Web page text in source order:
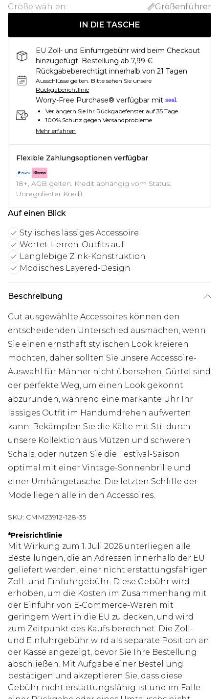
Größe wählen:
Größenführer
IN DIE TASCHE
EU Zoll- und Einfuhrgebühr wird beim Checkout
hinzugefügt. Bestellung ab 7,99 €
Rückgabeberechtigt innerhalb von 21 Tagen
Ausschlüsse gelten. Bitte sehen Sie unsere
Rückgaberichtlinie
Worry-Free Purchase® verfügbar mit
Verlängern Sie Ihr Rückgabefenster auf 35 Tage
100% Schutz gegen Versandprobleme
Mehr erfahren
Flexible Zahlungsoptionen verfügbar
18+, AGB gelten. Kredit abhängig vom Status.
Unregulierter Kredit.
Auf einen Blick
Stylisches lässiges Accessoire
Wertet Herren-Outfits auf
Langlebige Zink-Konstruktion
Modisches Layered-Design
Beschreibung
Gut ausgewählte Accessoires können den
entscheidenden Unterschied ausmachen, wenn
Sie einen ernsthaft stylischen Look kreieren
möchten, daher sollten Sie unsere Accessoire-
Auswahl für Männer nicht übersehen. Gürtel sind
der perfekte Weg, um einen Look gekonnt
abzurunden, während eine markante Uhr Ihr
lässiges Outfit im Handumdrehen aufwerten
kann. Bekämpfen Sie die Kälte mit Stil durch
unsere Kollektion aus Mützen und schweren
Schals, oder nutzen Sie die Festival-Saison
optimal mit einer Vintage-Sonnenbrille und
einer Umhängetasche. Die letzten Schliffe der
Mode liegen alle in den Accessoires.
SKU: CMM23912-128-35
*Preisrichtlinie
Mit Wirkung zum 1. Juli 2026 unterliegen alle
Bestellungen, die an Adressen innerhalb der EU
geliefert werden, einer nicht erstattungsfähigen
Zoll- und Einfuhrgebühr. Diese Gebühr wird
erhoben, um die Kosten im Zusammenhang mit
der Einfuhr von E‑Commerce-Waren mit
geringem Wert in die EU zu decken, und wird
zum Zeitpunkt des Kaufs berechnet. Die Zoll-
und Einfuhrgebühr wird als separate Position an
der Kasse angezeigt, bevor Sie Ihre Bestellung
abschließen. Mit Aufgabe einer Bestellung
bestätigen und akzeptieren Sie, dass diese
Gebühr nicht erstattungsfähig ist und im Falle